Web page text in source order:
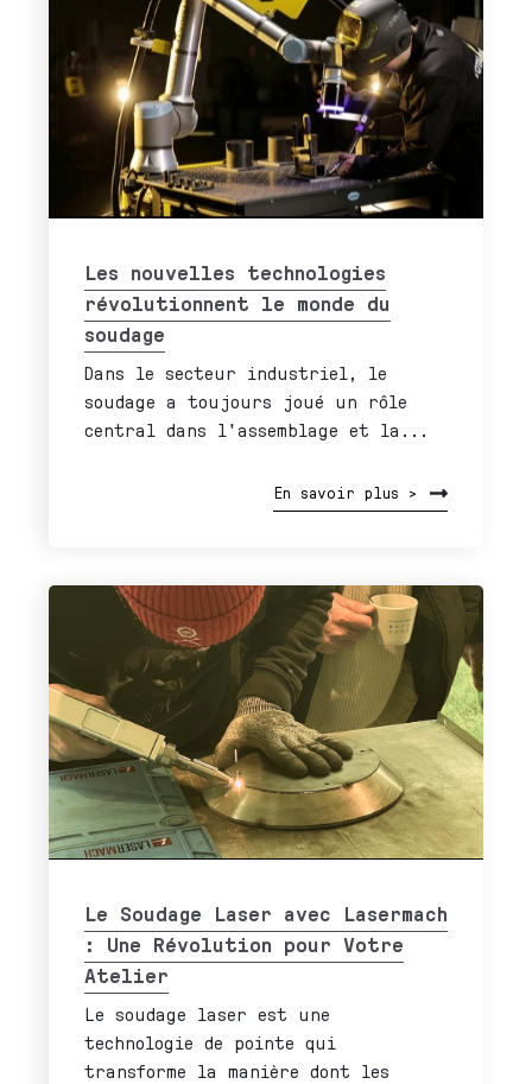
Les nouvelles technologies
révolutionnent le monde du
soudage
Dans le secteur industriel, le
soudage a toujours joué un rôle
central dans l'assemblage et la...
En savoir plus >
Le Soudage Laser avec Lasermach
: Une Révolution pour Votre
Atelier
Le soudage laser est une
technologie de pointe qui
transforme la manière dont les